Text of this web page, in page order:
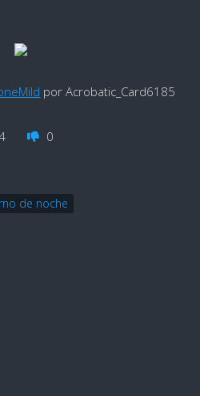
por Acrobatic_Card6185
0
de noche